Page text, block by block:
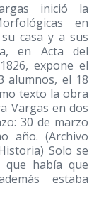
inició la
en
casa y a sus
en Acta del
expone el
alumnos, el 18
texto la obra
Vargas en dos
30 de marzo
año. (Archivo
Solo se
había que
estaba